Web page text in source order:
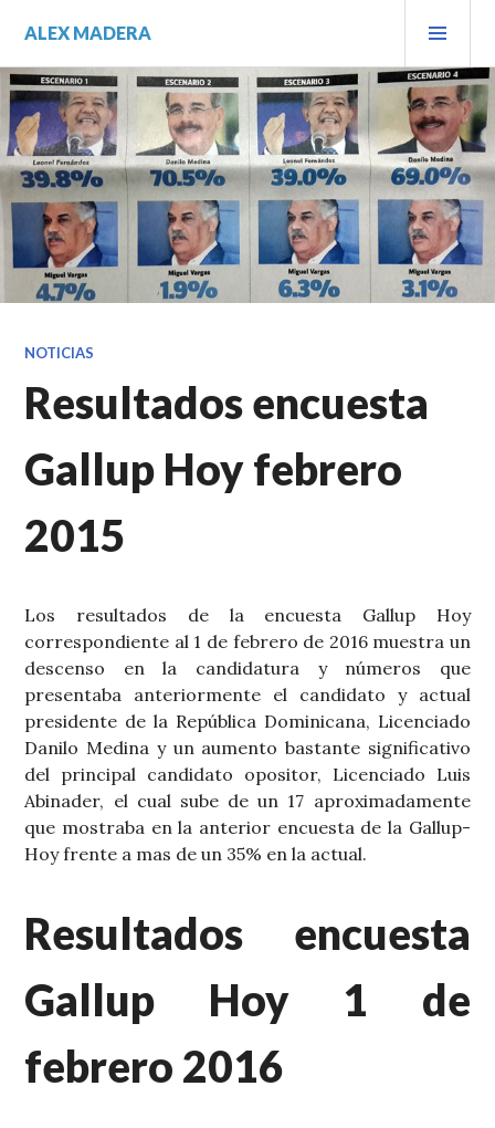
contenido.
ALEX MADERA
NOTICIAS
Resultados encuesta
Gallup Hoy febrero
2015
Los resultados de la encuesta Gallup Hoy
correspondiente al 1 de febrero de 2016 muestra un
descenso en la candidatura y números que
presentaba anteriormente el candidato y actual
presidente de la República Dominicana, Licenciado
Danilo Medina y un aumento bastante significativo
del principal candidato opositor, Licenciado Luis
Abinader, el cual sube de un 17 aproximadamente
que mostraba en la anterior encuesta de la Gallup-
Hoy frente a mas de un 35% en la actual.
Resultados encuesta
Gallup Hoy 1 de
febrero 2016